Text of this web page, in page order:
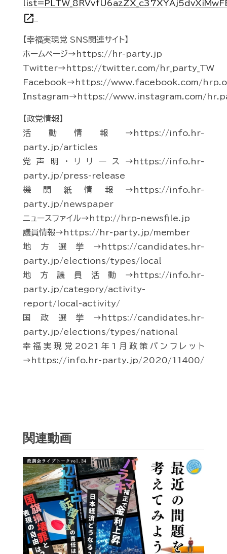
open_in_new
【幸福実現党 SNS関連サイト】
ホームページ→https://hr-party.jp
Twitter→https://twitter.com/hr_party_TW
Facebook→https://www.facebook.com/
Instagram→https://www.instagram.com/
【政党情報】
活動情報→https://info.hr-
party.jp/articles
党声明・リリース→https://info.hr-
party.jp/press-release
機関紙情報→https://info.hr-
party.jp/newspaper
ニュースファイル→http://hrp-newsfile.jp
議員情報→https://hr-party.jp/member
地方選挙→https://candidates.hr-
party.jp/elections/types/local
地方議員活動→https://info.hr-
party.jp/category/activity-
report/local-activity/
国政選挙→https://candidates.hr-
party.jp/elections/types/national
幸福実現党2021年1月政策パンフレット
→https://info.hr-party.jp/2020/11400/
関連動画